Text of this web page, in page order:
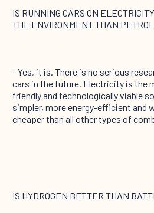
IS RUNNING CARS ON
THE ENVIRONMENT THAN
- Yes, it is. There is no serious
cars in the future. Electricity is the
friendly and technologically viable
simpler, more energy-efficient and
cheaper than all other types of
IS HYDROGEN BETTER THAN